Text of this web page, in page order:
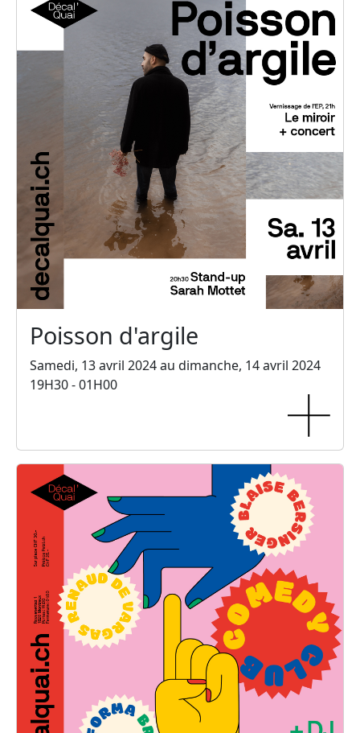
Poisson d'argile
Samedi, 13 avril 2024 au dimanche, 14 avril 2024
19H30 - 01H00